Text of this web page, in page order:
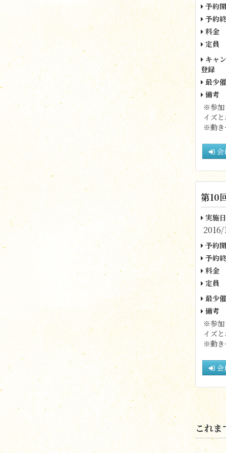
予約
予約
料金
定員
キャ
登録
最少
備考
※参加
イズ
※動き
第10
実施
予約
予約
料金
定員
最少
備考
※参加
イズ
※動き
これま